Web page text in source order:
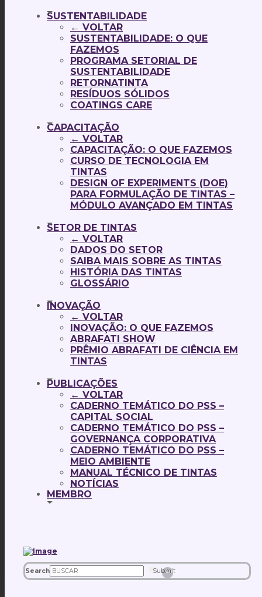
SUSTENTABILIDADE
← VOLTAR
SUSTENTABILIDADE: O QUE
FAZEMOS
PROGRAMA SETORIAL DE
SUSTENTABILIDADE
RETORNATINTA
RESÍDUOS SÓLIDOS
COATINGS CARE
CAPACITAÇÃO
← VOLTAR
CAPACITAÇÃO: O QUE FAZEMOS
CURSO DE TECNOLOGIA EM
TINTAS
DESIGN OF EXPERIMENTS (DOE)
PARA FORMULAÇÃO DE TINTAS –
MÓDULO AVANÇADO EM TINTAS
SETOR DE TINTAS
← VOLTAR
DADOS DO SETOR
SAIBA MAIS SOBRE AS TINTAS
HISTÓRIA DAS TINTAS
GLOSSÁRIO
INOVAÇÃO
← VOLTAR
INOVAÇÃO: O QUE FAZEMOS
ABRAFATI SHOW
PRÊMIO ABRAFATI DE CIÊNCIA EM
TINTAS
PUBLICAÇÕES
← VOLTAR
CADERNO TEMÁTICO DO PSS –
CAPITAL SOCIAL
CADERNO TEMÁTICO DO PSS –
GOVERNANÇA CORPORATIVA
CADERNO TEMÁTICO DO PSS –
MEIO AMBIENTE
MANUAL TÉCNICO DE TINTAS
NOTÍCIAS
MEMBRO
Search Submit
Clear